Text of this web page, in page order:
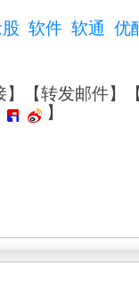
软件 软通 优
】【转发邮件】
】